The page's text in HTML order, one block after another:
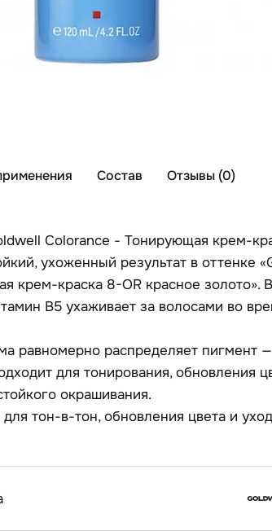
Состав
Отзывы (0)
Colorance - Тонирующая крем-
ухоженный результат в оттенке
крем-краска 8-OR красное золото».
B5 ухаживает за волосами во
равномерно распределяет пигмент
для тонирования, обновления
окрашивания.
тон-в-тон, обновления цвета и